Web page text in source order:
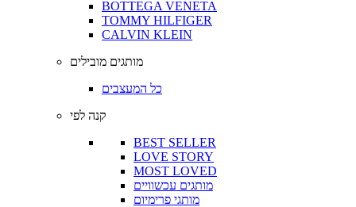
BOTTEGA VENETA
TOMMY HILFIGER
CALVIN KLEIN
מותגים מובילים
כל המעצבים
קנה לפי
BEST SELLER
LOVE STORY
MOST LOVED
מותגים עכשוויים
מותגי פרימיום